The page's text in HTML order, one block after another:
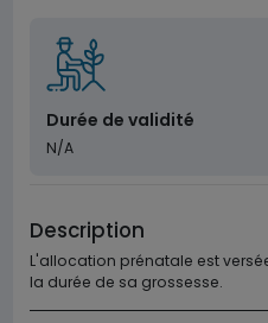
Durée de validité
N/A
Description
L'allocation prénatale est
la durée de sa grossesse.